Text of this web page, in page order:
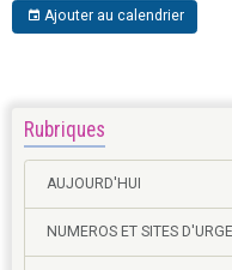
Ajouter au calendrier
Rubriques
AUJOURD'HUI
NUMEROS ET SITES